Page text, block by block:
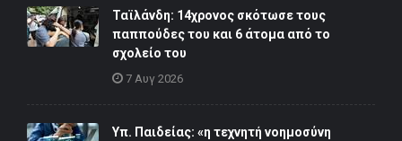
Ταϊλάνδη: 14χρονος σκότωσε τους
παππούδες του και 6 άτομα από το
σχολείο του
7 Αυγ 2026
Υπ. Παιδείας: «η τεχνητή νοημοσύνη